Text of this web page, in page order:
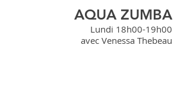
AQUA ZUMBA
Lundi 18h00-19h00
avec Venessa Thebeau